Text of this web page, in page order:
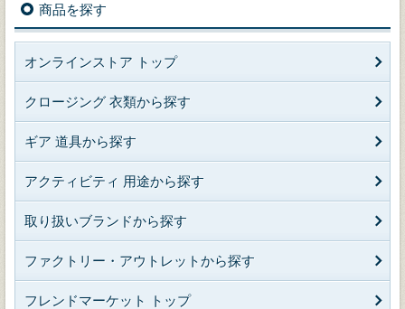
商品を探す
オンラインストア トップ
クロージング 衣類から探す
ギア 道具から探す
アクティビティ 用途から探す
取り扱いブランドから探す
ファクトリー・アウトレットから探す
フレンドマーケット トップ